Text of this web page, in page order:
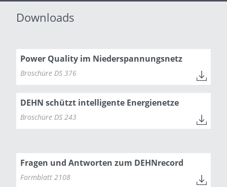
Downloads
Power Quality im Niederspannungsnetz
Broschüre DS 376
DEHN schützt intelligente Energienetze
Broschüre DS 243
Fragen und Antworten zum DEHNrecord
Formblatt 2108